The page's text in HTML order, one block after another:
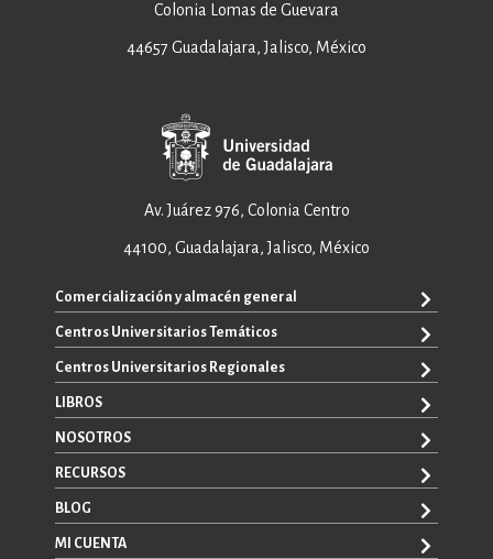
Colonia Lomas de Guevara
44657 Guadalajara, Jalisco, México
Av. Juárez 976, Colonia Centro
44100, Guadalajara, Jalisco, México
Comercialización y almacén general
ventas@editorial.udg.mx
WhatsApp: +52 33 1433 6869
Centros Universitarios Temáticos
CUAAD
CUCEA
CUCBA
CUCEI
CUCSH
Centros Universitarios Regionales
CUAAD
CUCBA
CUCOSTA
CUCHAPALA
CUCSH
LIBROS
TODOS LOS LIBROS
E-BOOKS
CATÁLOGOS
NOSOTROS
SOBRE NOSOTROS
CONTACTO
RECURSOS
PROMOCIONALES
CONVOCATORIAS
BLOG
LA VENTANA ROJA
MI CUENTA